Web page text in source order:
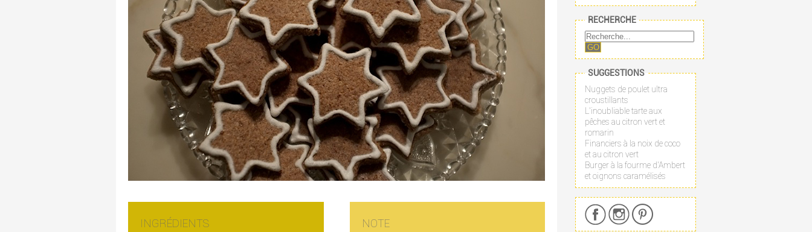
INGRÉDIENTS NOTE
RECHERCHE
GO
SUGGESTIONS
Nuggets de poulet ultra
croustillants
L'inoubliable tarte aux
pêches au citron vert et
romarin
Financiers à la noix de coco
et au citron vert
Burger à la fourme d'Ambert
et oignons caramélisés